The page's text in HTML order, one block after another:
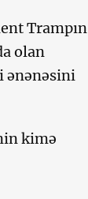
Trampın
olan
ənənəsini
kimə